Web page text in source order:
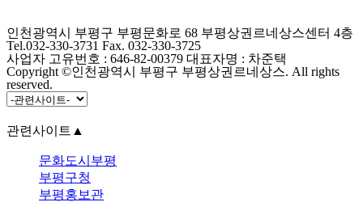
인천광역시 부평구 부평문화로 68 부평상권르네상스센터 4층
Tel.032-330-3731 Fax. 032-330-3725
사업자 고유번호 : 646-82-00379 대표자명 : 차준택
Copyright ©인천광역시 부평구 부평상권르네상스. All rights
reserved.
관련사이트 ▲
문화도시부평
부평구청
부평홍보관